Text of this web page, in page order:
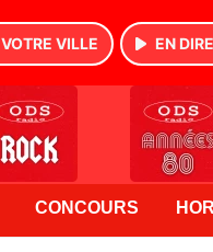
VOTRE VILLE EN
CONCOURS